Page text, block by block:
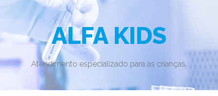
ALFA KIDS
Atendimento especializado para as crianças.